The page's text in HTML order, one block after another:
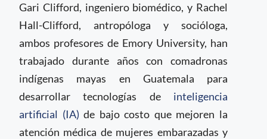
Gari Clifford, ingeniero biomédico, y Rachel
Hall-Clifford, antropóloga y socióloga,
ambos profesores de Emory University, han
trabajado durante años con comadronas
indígenas mayas en Guatemala para
desarrollar tecnologías de inteligencia
artificial (IA) de bajo costo que mejoren la
atención médica de mujeres embarazadas y